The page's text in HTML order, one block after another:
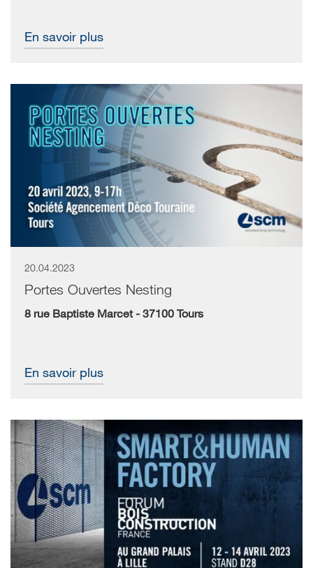
En savoir plus
20.04.2023
Portes Ouvertes Nesting
8 rue Baptiste Marcet - 37100 Tours
En savoir plus